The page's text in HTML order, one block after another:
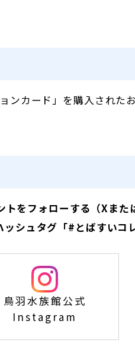
ンカード」を購入された
をフォローする（Xまた
シュタグ「#とばすいコ
鳥羽水族館公式
Instagram